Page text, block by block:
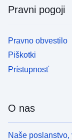
Pravni pogoji
Pravno obvestilo
Piškotki
Prístupnosť
O nas
Naše